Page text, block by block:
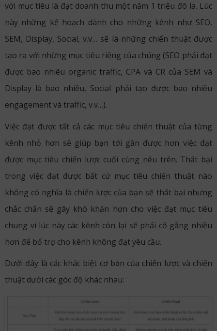
với mục tiêu là đạt doanh thu một năm 1 triệu đô la. Lúc
này những kế hoạch dành cho những kênh như SEO,
SEM, Display, Social, v.v… sẽ là những chiến thuật được
tạo ra với những mục tiêu riêng của chúng (SEO phải đạt
được bao nhiêu organic traffic, CPA và CR của SEM và
Display là bao nhiêu, Social phải tạo được bao nhiêu
engagement và traffic, v.v…).
Việc đạt được tất cả các mục tiêu chiến thuật của từng
kênh nhỏ hơn sẽ giúp bạn tới gần được hơn việc đạt
được mục tiêu chiến lược cuối cùng nêu trên. Thất bại
trong việc đạt được bất cứ mục tiêu chiến thuật nào
không có nghĩa là chiến lược của bạn sẽ thất bại nhưng
chắc chắn sẽ gây khó khăn hơn cho việc đạt mục tiêu
chung vì lúc này các kênh còn lại sẽ phải cố gắng nhiều
hơn để bổ trợ cho kênh không đạt yêu cầu.
Dưới đây là các khác biệt cơ bản của chiến lược và chiến
thuật dưới các góc độ khác nhau: